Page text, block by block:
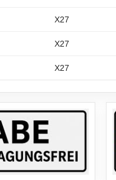
X27
X27
X27